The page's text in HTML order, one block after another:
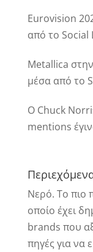
Eurovision
από το Social
Metallica
μέσα από το
Ο Chuck
mentions
Νερό. Το πιο
οποίo έχει
brands που
πηγές για να